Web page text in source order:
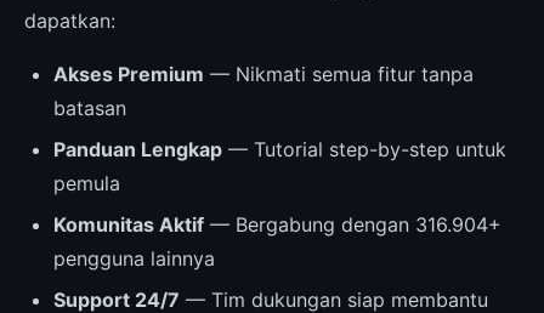
dapatkan:
Akses Premium — Nikmati semua fitur tanpa
batasan
Panduan Lengkap — Tutorial step-by-step untuk
pemula
Komunitas Aktif — Bergabung dengan 316.904+
pengguna lainnya
Support 24/7 — Tim dukungan siap membantu